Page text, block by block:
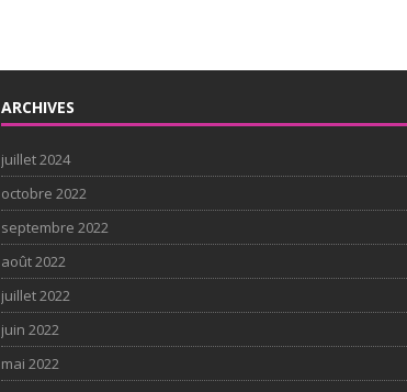
ARCHIVES
juillet 2024
octobre 2022
septembre 2022
août 2022
juillet 2022
juin 2022
mai 2022